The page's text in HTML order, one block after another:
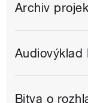
Archiv
Audiovýklad
Bitva o